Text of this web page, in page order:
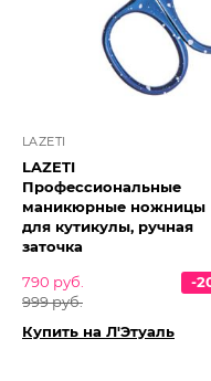
LAZETI
LAZETI
Профессиональные
маникюрные ножницы
для кутикулы, ручная
заточка
790 руб.
999 руб.
-
Купить на Л'Этуаль